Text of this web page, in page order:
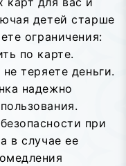
детей старше
ограничения:
по карте.
теряете деньги.
надежно
при
в случае ее